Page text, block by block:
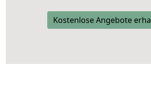
Kostenlose Angebote